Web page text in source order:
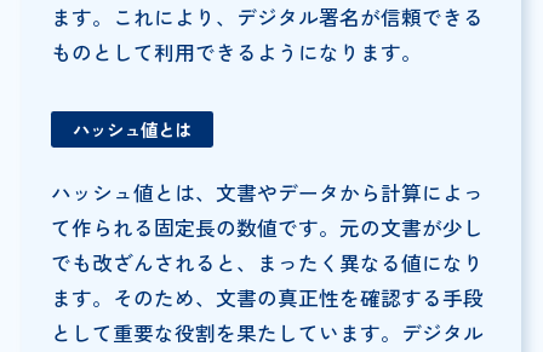
ます。これにより、デジタル署名が信頼できる
ものとして利用できるようになります。
ハッシュ値とは
ハッシュ値とは、文書やデータから計算によっ
て作られる固定長の数値です。元の文書が少し
でも改ざんされると、まったく異なる値になり
ます。そのため、文書の真正性を確認する手段
として重要な役割を果たしています。デジタル